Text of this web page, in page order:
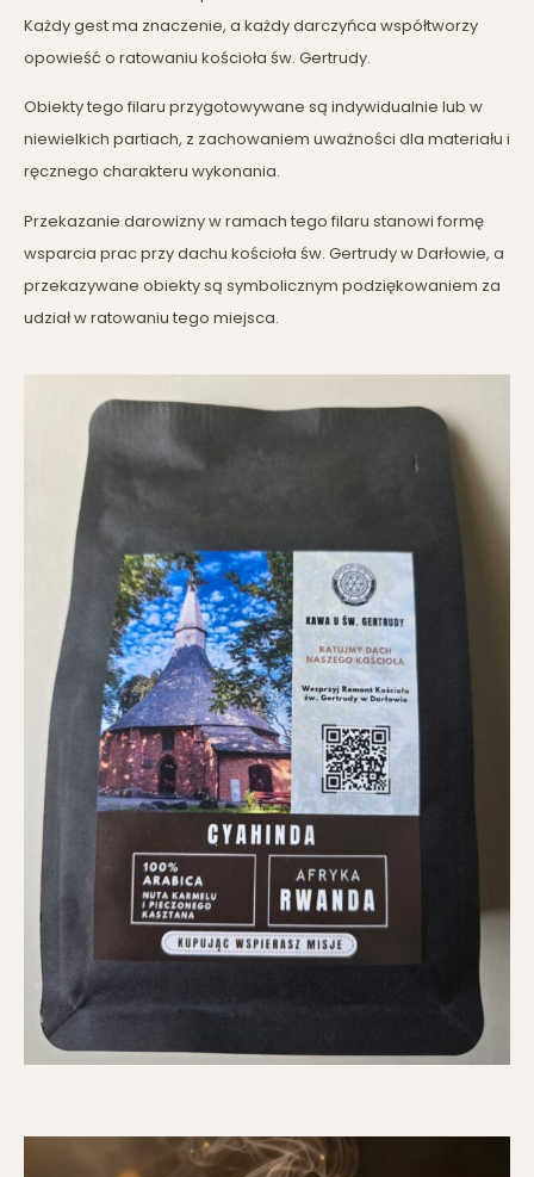
Każdy gest ma znaczenie, a każdy darczyńca współtworzy
opowieść o ratowaniu kościoła św. Gertrudy.
Obiekty tego filaru przygotowywane są indywidualnie lub w
niewielkich partiach, z zachowaniem uważności dla materiału i
ręcznego charakteru wykonania.
Przekazanie darowizny w ramach tego filaru stanowi formę
wsparcia prac przy dachu kościoła św. Gertrudy w Darłowie, a
przekazywane obiekty są symbolicznym podziękowaniem za
udział w ratowaniu tego miejsca.